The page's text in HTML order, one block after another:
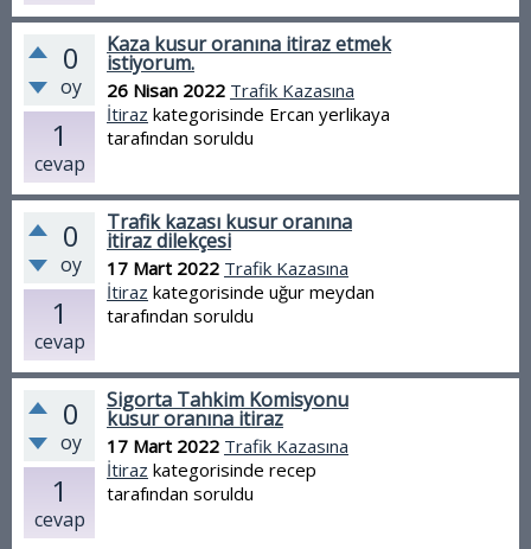
0
oy
1
cevap
Kaza kusur oranına itiraz etmek
istiyorum.
26 Nisan 2022 Trafik Kazasına
İtiraz kategorisinde Ercan yerlikaya
tarafından soruldu
0
oy
1
cevap
Trafik kazası kusur oranına
itiraz dilekçesi
17 Mart 2022 Trafik Kazasına
İtiraz kategorisinde uğur meydan
tarafından soruldu
0
oy
1
cevap
Sigorta Tahkim Komisyonu
kusur oranına itiraz
17 Mart 2022 Trafik Kazasına
İtiraz kategorisinde recep
tarafından soruldu